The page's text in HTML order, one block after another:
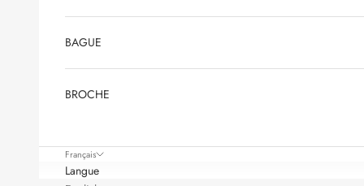
BAGUE
BROCHE
Français
Langue